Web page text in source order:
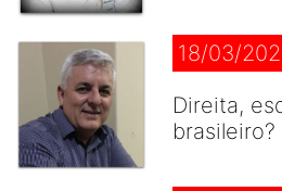
18/03/
Direita,
brasileiro?